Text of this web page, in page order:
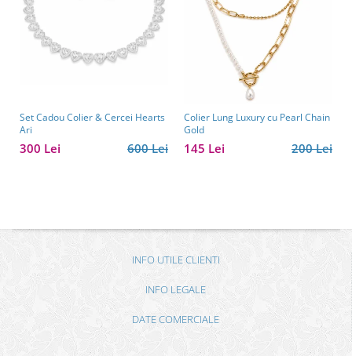
Set Cadou Colier & Cercei Hearts
Ari
600 Lei
300 Lei
Colier Lung Luxury cu Pearl Chain
Gold
200 Lei
145 Lei
INFO UTILE CLIENTI
INFO LEGALE
DATE COMERCIALE